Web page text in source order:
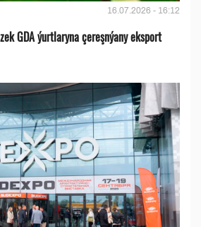
16.07.2026 - 16:12
GDA ýurtlaryna çereşnýany eksport